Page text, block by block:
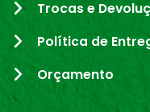
Trocas e
Política de
Orçamento